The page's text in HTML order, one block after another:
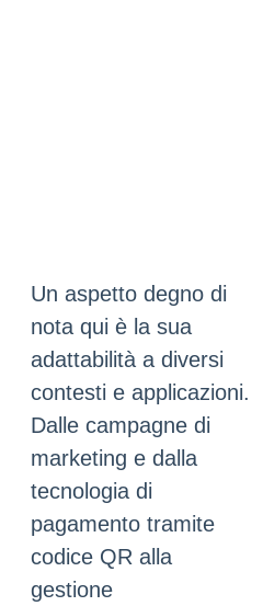
Un aspetto degno di
nota qui è la sua
adattabilità a diversi
contesti e applicazioni.
Dalle campagne di
marketing e dalla
tecnologia di
pagamento tramite
codice QR alla
gestione